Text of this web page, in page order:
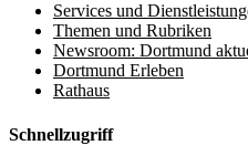
Services und
Themen und Rubriken
Newsroom: Dortmund
Dortmund Erleben
Rathaus
Schnellzugriff